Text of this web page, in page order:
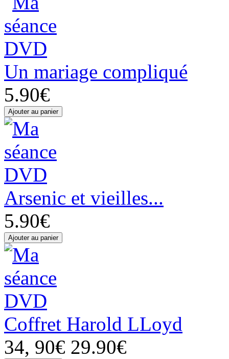
Un mariage compliqué
5.90€
Arsenic et vieilles...
5.90€
Coffret Harold LLoyd
34, 90€ 29.90€